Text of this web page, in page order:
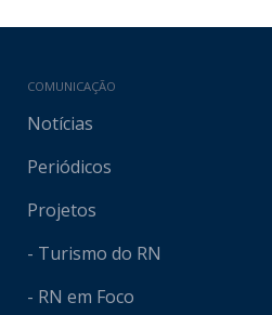
COMUNICAÇÃO
Notícias
Periódicos
Projetos
- Turismo do RN
- RN em Foco